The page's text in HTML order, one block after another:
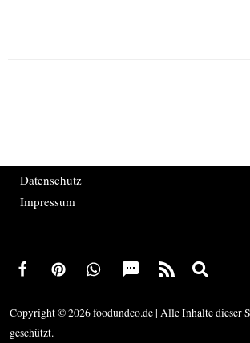
Datenschutz
Impressum
Copyright © 2026 foodundco.de | Alle Inhalte dieser
geschützt.